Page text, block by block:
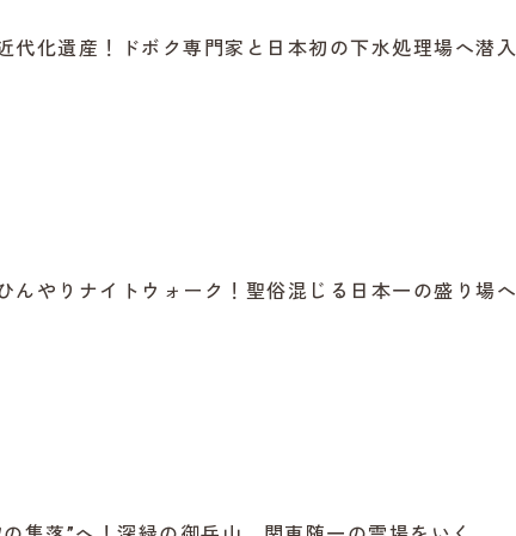
代化遺産！ドボク専門家と日本初の下水処理場へ潜入
んやりナイトウォーク！聖俗混じる日本一の盛り場へ